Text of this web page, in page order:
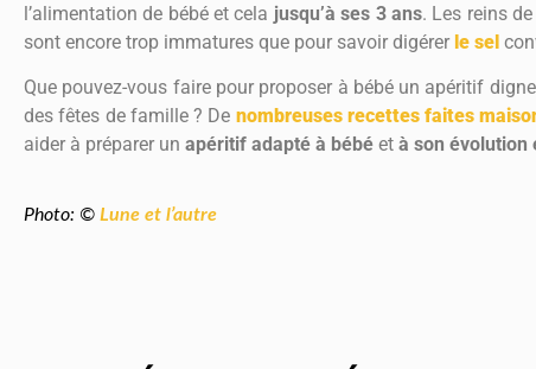
l’alimentation de bébé et cela jusqu’à ses 3 ans. Les reins
sont encore trop immatures que pour savoir digérer le sel
Que pouvez-vous faire pour proposer à bébé un apéritif
des fêtes de famille ? De nombreuses recettes faites
aider à préparer un apéritif adapté à bébé et à son évolution
Photo: © Lune et l’autre